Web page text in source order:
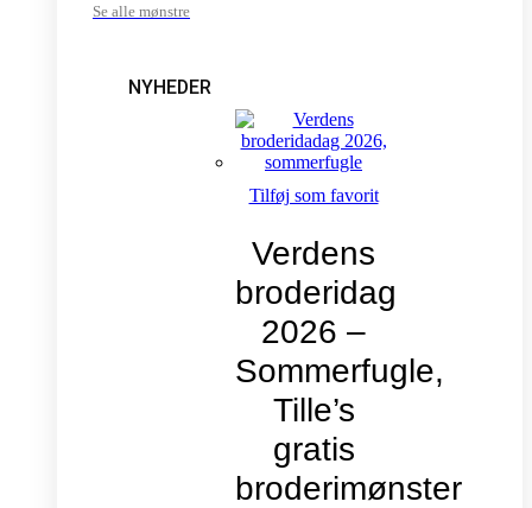
Se alle mønstre
NYHEDER
Tilføj som favorit
Verdens
broderidag
2026 –
Sommerfugle,
Tille’s
gratis
broderimønster